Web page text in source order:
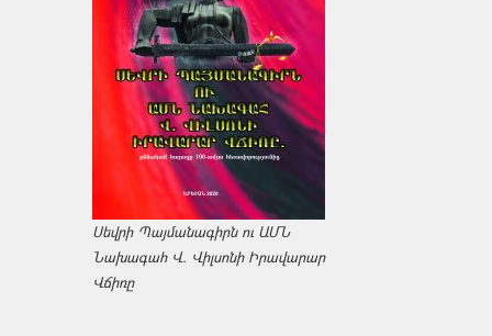
Սեվրի Պայմանագիրն ու ԱՄՆ
Նախագահ Վ. Վիլսոնի Իրավարար
Վճիռը